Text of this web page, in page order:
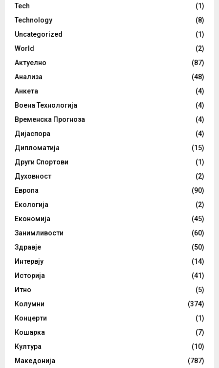
Tech
(1)
Technology
(8)
Uncategorized
(1)
World
(2)
Актуелно
(87)
Анализа
(48)
Анкета
(4)
Воена Технологија
(4)
Временска Прогноза
(4)
Дијаспора
(4)
Дипломатија
(15)
Други Спортови
(1)
Духовност
(2)
Европа
(90)
Екологија
(2)
Економија
(45)
Занимливости
(60)
Здравје
(50)
Интервју
(14)
Историја
(41)
Итно
(5)
Колумни
(374)
Концерти
(1)
Кошарка
(7)
Култура
(10)
Македонија
(787)